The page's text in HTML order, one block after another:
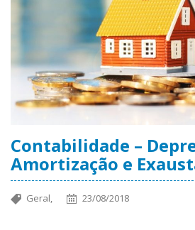
Contabilidade –
Amortização e
Geral, 23/08/2018